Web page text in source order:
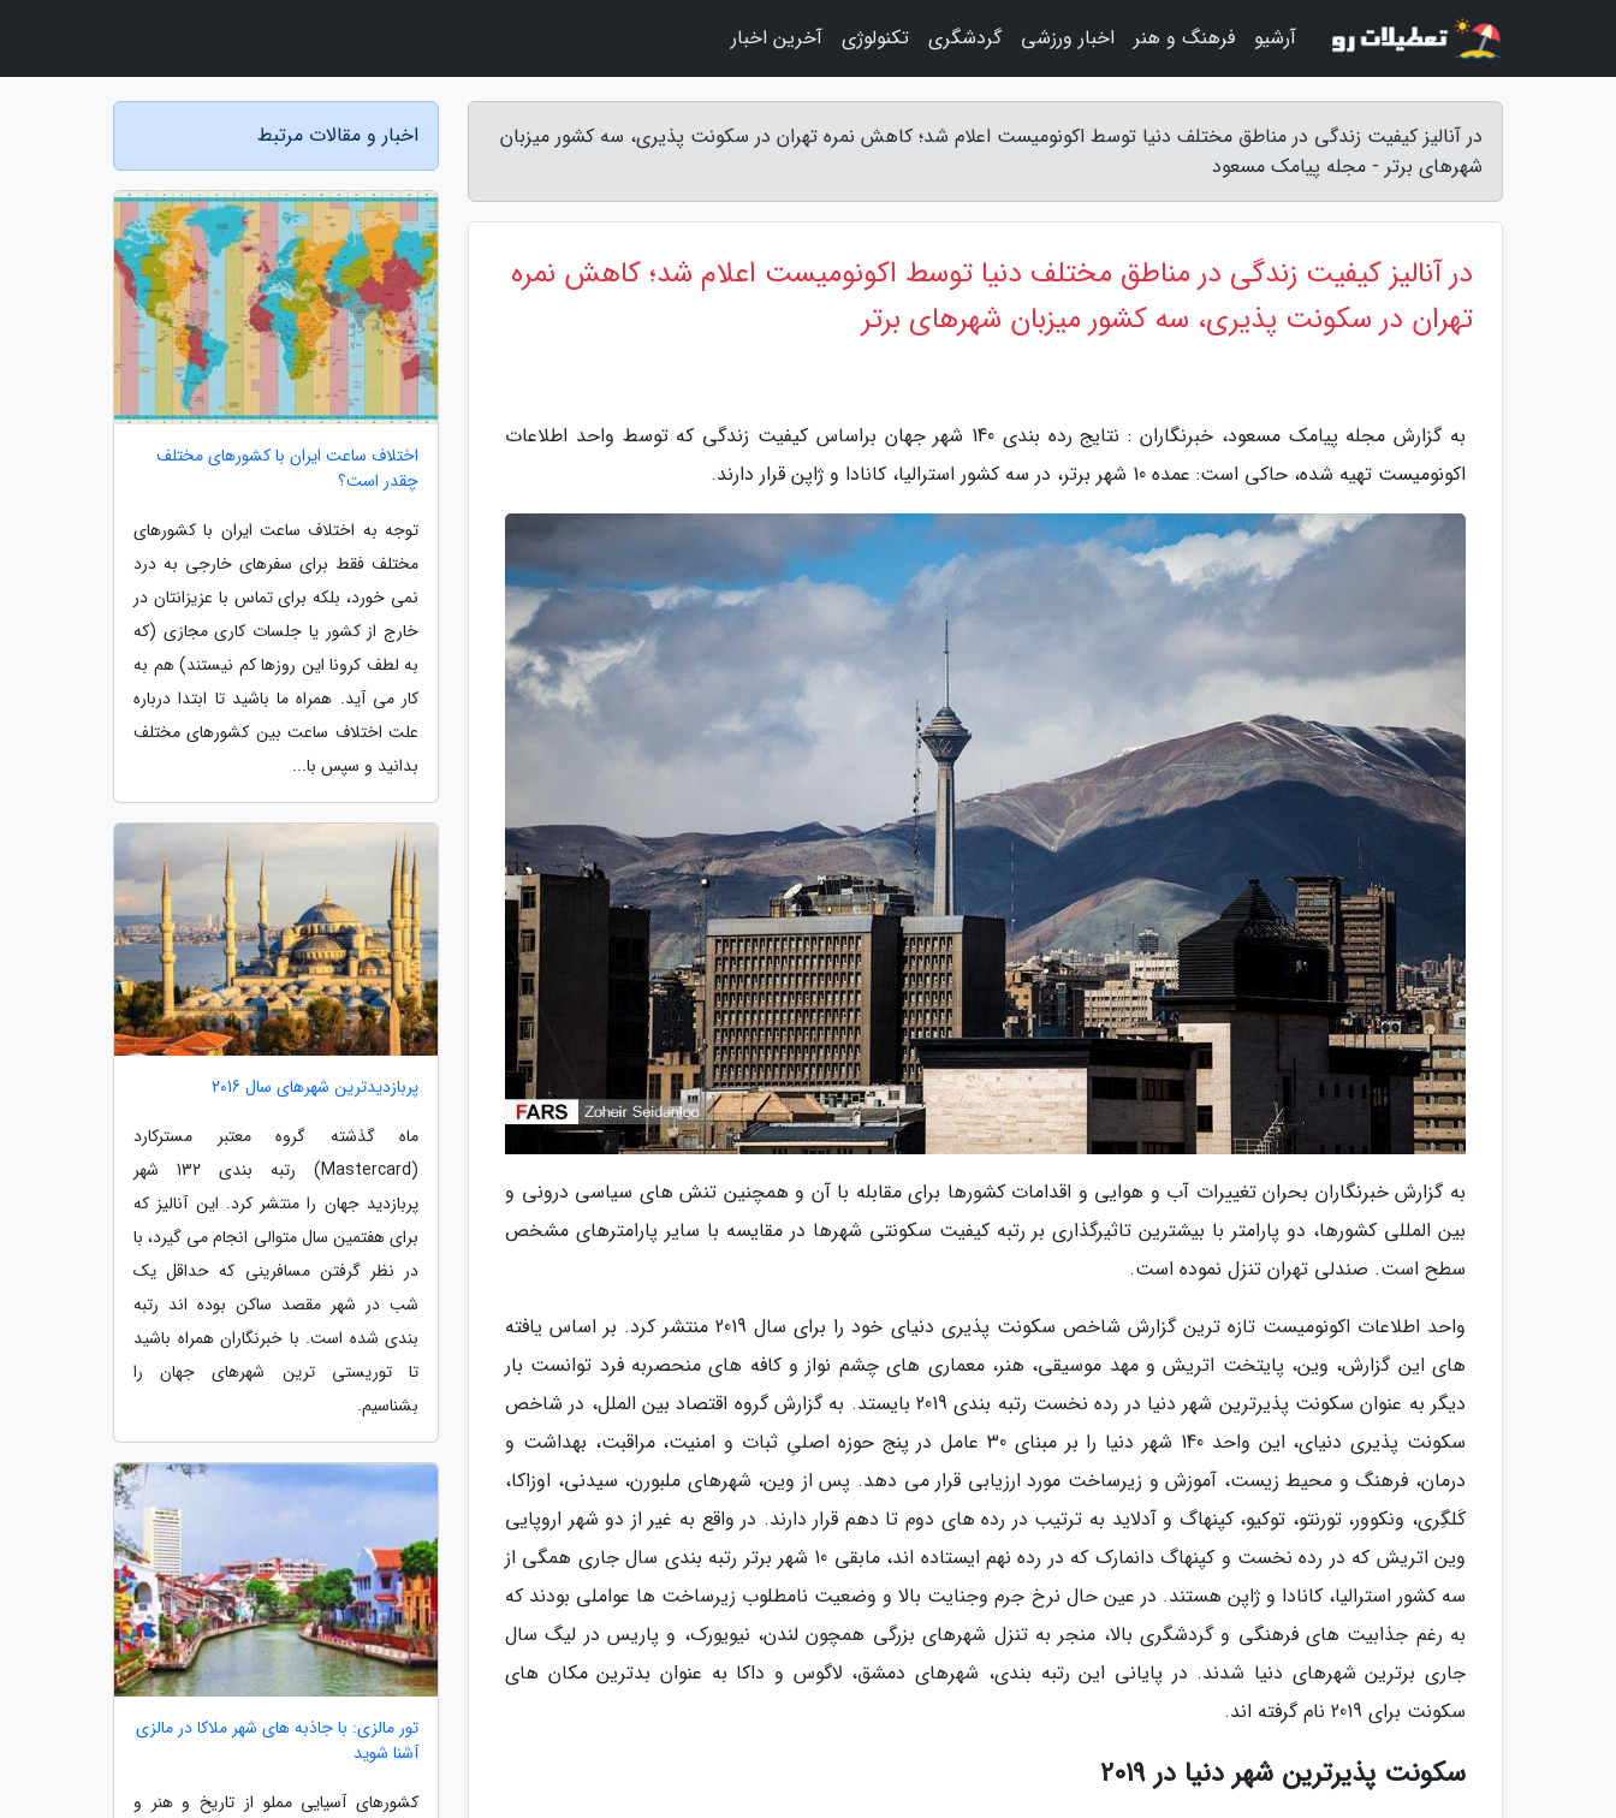
در آنالیز کیفیت زندگی در مناطق مختلف دنیا توسط اکونومیست اعلام شد؛ کاهش نمره تهران در سکونت پذیری، سه کشور میزبان
شهرهای برتر - مجله پیامک مسعود
در آنالیز کیفیت زندگی در مناطق مختلف دنیا توسط اکونومیست اعلام شد؛ کاهش نمره
تهران در سکونت پذیری، سه کشور میزبان شهرهای برتر
به گزارش مجله پیامک مسعود، خبرنگاران : نتایج رده بندی 140 شهر جهان براساس کیفیت زندگی که توسط واحد اطلاعات
اکونومیست تهیه شده، حاکی است: عمده 10 شهر برتر، در سه کشور استرالیا، کانادا و ژاپن قرار دارند.
به گزارش خبرنگاران بحران تغییرات آب و هوایی و اقدامات کشورها برای مقابله با آن و همچنین تنش های سیاسی درونی و
بین المللی کشورها، دو پارامتر با بیشترین تاثیرگذاری بر رتبه کیفیت سکونتی شهرها در مقایسه با سایر پارامترهای مشخص
سطح است. صندلی تهران تنزل نموده است.
واحد اطلاعات اکونومیست تازه ترین گزارش شاخص سکونت پذیری دنیای خود را برای سال 2019 منتشر کرد. بر اساس یافته
های این گزارش، وین، پایتخت اتریش و مهد موسیقی، هنر، معماری های چشم نواز و کافه های منحصربه فرد توانست بار
دیگر به عنوان سکونت پذیرترین شهر دنیا در رده نخست رتبه بندی 2019 بایستد. به گزارش گروه اقتصاد بین الملل، در شاخص
سکونت پذیری دنیای، این واحد 140 شهر دنیا را بر مبنای 30 عامل در پنج حوزه اصلیِ ثبات و امنیت، مراقبت، بهداشت و
درمان، فرهنگ و محیط زیست، آموزش و زیرساخت مورد ارزیابی قرار می دهد. پس از وین، شهرهای ملبورن، سیدنی، اوزاکا،
کَلگِری، ونکوور، تورنتو، توکیو، کپنهاگ و آدلاید به ترتیب در رده های دوم تا دهم قرار دارند. در واقع به غیر از دو شهر اروپایی
وین اتریش که در رده نخست و کپنهاگ دانمارک که در رده نهم ایستاده اند، مابقی 10 شهر برتر رتبه بندی سال جاری همگی از
سه کشور استرالیا، کانادا و ژاپن هستند. در عین حال نرخ جرم وجنایت بالا و وضعیت نامطلوب زیرساخت ها عواملی بودند که
به رغم جذابیت های فرهنگی و گردشگری بالا، منجر به تنزل شهرهای بزرگی همچون لندن، نیویورک، و پاریس در لیگ سال
جاری برترین شهرهای دنیا شدند. در پایانی این رتبه بندی، شهرهای دمشق، لاگوس و داکا به عنوان بدترین مکان های
سکونت برای 2019 نام گرفته اند.
سکونت پذیرترین شهر دنیا در 2019
اخبار و مقالات مرتبط
اختلاف ساعت ایران با کشورهای مختلف
چقدر است؟
توجه به اختلاف ساعت ایران با کشورهای
مختلف فقط برای سفرهای خارجی به درد
نمی خورد، بلکه برای تماس با عزیزانتان در
خارج از کشور یا جلسات کاری مجازی (که
به لطف کرونا این روزها کم نیستند) هم به
کار می آید. همراه ما باشید تا ابتدا درباره
علت اختلاف ساعت بین کشورهای مختلف
بدانید و سپس با...
پربازدیدترین شهرهای سال 2016
ماه گذشته گروه معتبر مسترکارد
(Mastercard) رتبه بندی 132 شهر
پربازدید جهان را منتشر کرد. این آنالیز که
برای هفتمین سال متوالی انجام می گیرد، با
در نظر گرفتن مسافرینی که حداقل یک
شب در شهر مقصد ساکن بوده اند رتبه
بندی شده است. با خبرنگاران همراه باشید
تا توریستی ترین شهرهای جهان را
بشناسیم.
تور مالزی: با جاذبه های شهر ملاکا در مالزی
آشنا شوید
کشورهای آسیایی مملو از تاریخ و هنر و
آرشیو فرهنگ و هنر اخبار ورزشی گردشگری تکنولوژی آخرین اخبار